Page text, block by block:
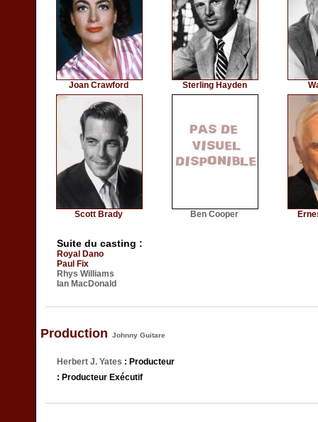
Joan Crawford Sterling Hayden
Scott Brady Ben Cooper
Suite du casting :
Royal Dano
Paul Fix
Rhys Williams
Ian MacDonald
Production Johnny Guitare
Herbert J. Yates : Producteur
: Producteur Exécutif